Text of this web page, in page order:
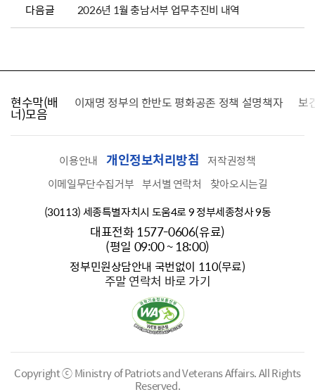
다음글 2026년 1월 충남서부 업무추진비 내역
현수막(배
너)모음
찾습니다 이재명 정부의 한반도 평화공존 정책 설명책자 보
이용안내 개인정보처리방침
저작권정책
이메일무단수집거부 부서별 연락처
찾아오시는길
(30113) 세종특별자치시 도움4로 9 정부세종청사 9동
대표전화 1577-0606(유료)
(평일 09:00 ~ 18:00)
정부민원상담안내 국번없이 110(무료)
주말 연락처 바로 가기
Copyright ⓒ Ministry of Patriots and Veterans Affairs.All Rights
Reserved.